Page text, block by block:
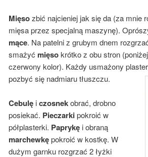
Mięsozbić najcieniej jak się da (za mnie
mięsa przez specjalną maszynę).
mące. Na patelni z grubym dnem
smażyć mięsokrótko z obu stron
czerwony kolor). Każdy usmażony plaster
pozbyć się nadmiaru tłuszczu.
Cebulę iczosnekobrać, drobno
posiekać. Pieczarkipokroić w
półplasterki. Paprykę i obraną
marchewkępokroić w kostkę. W
dużym garnku rozgrzać 2 łyżki